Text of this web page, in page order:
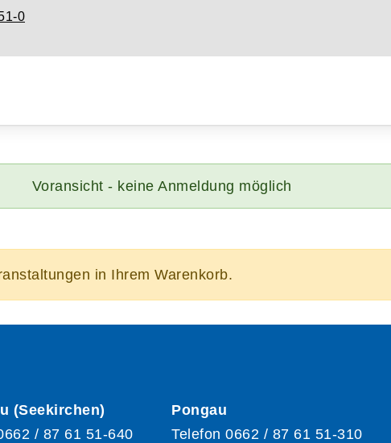
0
Voransicht - keine Anmeldung möglich
in Ihrem Warenkorb.
(Seekirchen)
/ 87 61 51-640
Pongau
Telefon 0662 / 87 61 51-310